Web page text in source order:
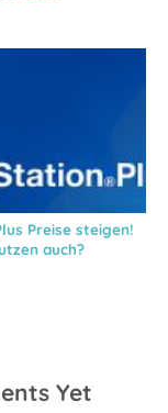
Preise steigen!
auch?
Yet